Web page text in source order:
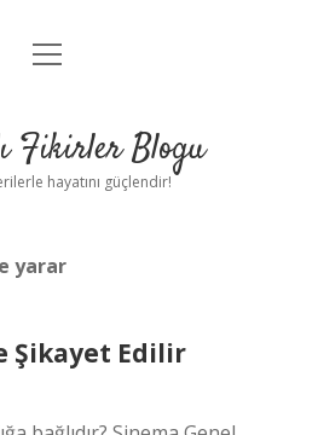
Anasayfa
Uyarı
menüyü
Fikirler Blogu
hayatını güçlendir!
yarar
Şikayet Edilir